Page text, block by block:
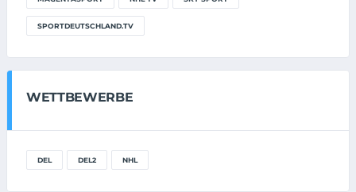
SPORTDEUTSCHLAND.TV
WETTBEWERBE
DEL DEL2 NHL